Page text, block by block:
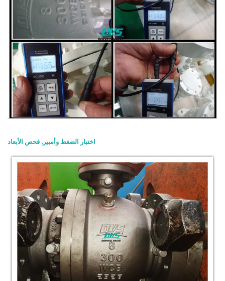
اختبار الضغط وأمبير. فحص الأبعاد